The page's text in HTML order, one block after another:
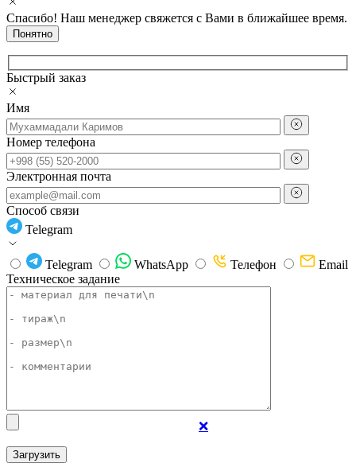
Спасибо! Наш менеджер свяжется с Вами в ближайшее время.
Понятно
Быстрый заказ
Имя
Номер телефона
Электронная почта
Способ связи
Telegram
Telegram WhatsApp Телефон
Email
Техническое задание
❌